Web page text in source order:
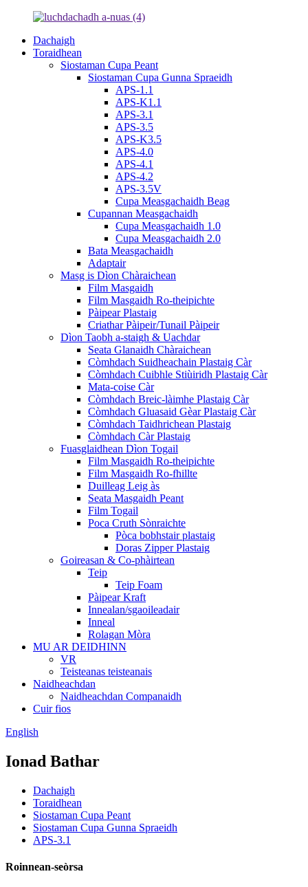
Dachaigh
Toraidhean
Siostaman Cupa Peant
Siostaman Cupa Gunna Spraeidh
APS-1.1
APS-K1.1
APS-3.1
APS-3.5
APS-K3.5
APS-4.0
APS-4.1
APS-4.2
APS-3.5V
Cupa Measgachaidh Beag
Cupannan Measgachaidh
Cupa Measgachaidh 1.0
Cupa Measgachaidh 2.0
Bata Measgachaidh
Adaptair
Masg is Dìon Chàraichean
Film Masgaidh
Film Masgaidh Ro-theipichte
Pàipear Plastaig
Criathar Pàipeir/Tunail Pàipeir
Dìon Taobh a-staigh & Uachdar
Seata Glanaidh Chàraichean
Còmhdach Suidheachain Plastaig Càr
Còmhdach Cuibhle Stiùiridh Plastaig Càr
Mata-coise Càr
Còmhdach Breic-làimhe Plastaig Càr
Còmhdach Gluasaid Gèar Plastaig Càr
Còmhdach Taidhrichean Plastaig
Còmhdach Càr Plastaig
Fuasglaidhean Dìon Togail
Film Masgaidh Ro-theipichte
Film Masgaidh Ro-fhillte
Duilleag Leig às
Seata Masgaidh Peant
Film Togail
Poca Cruth Sònraichte
Pòca bobhstair plastaig
Doras Zipper Plastaig
Goireasan & Co-phàirtean
Teip
Teip Foam
Pàipear Kraft
Innealan/sgaoileadair
Inneal
Rolagan Mòra
MU AR DEIDHINN
VR
Teisteanas teisteanais
Naidheachdan
Naidheachdan Companaidh
Cuir fios
English
Ionad Bathar
Dachaigh
Toraidhean
Siostaman Cupa Peant
Siostaman Cupa Gunna Spraeidh
APS-3.1
Roinnean-seòrsa